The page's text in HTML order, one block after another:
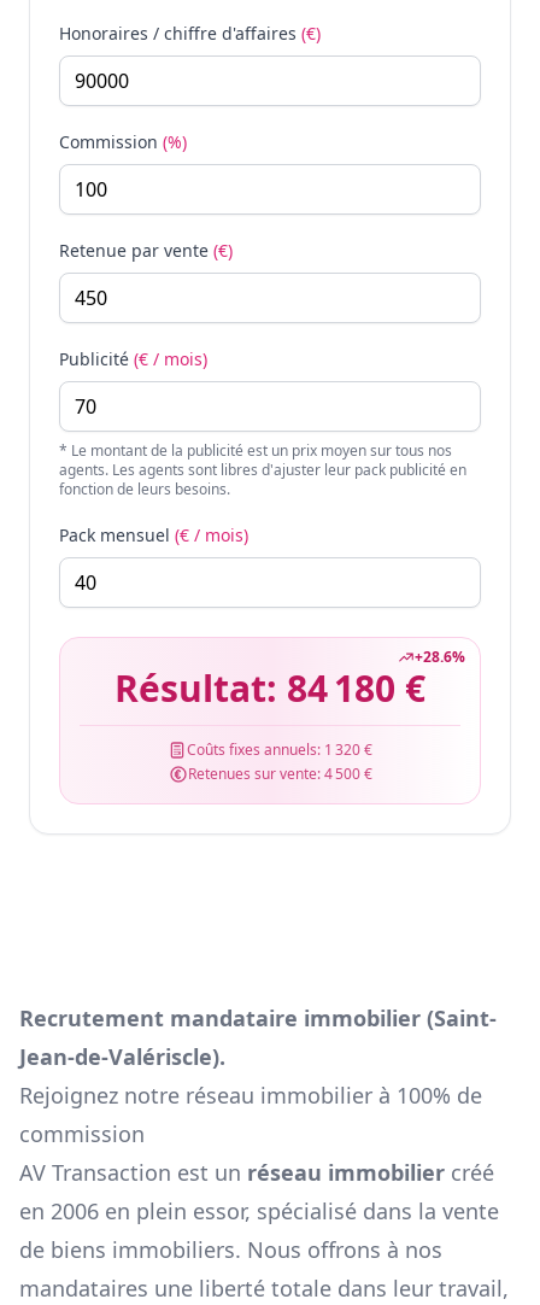
Honoraires / chiffre d'affaires (€)
Commission (%)
Retenue par vente (€)
Publicité (€ / mois)
* Le montant de la publicité est un prix moyen sur tous nos
agents. Les agents sont libres d'ajuster leur pack publicité en
fonction de leurs besoins.
Pack mensuel (€ / mois)
+28.6%
Résultat: 84 180 €
Coûts fixes annuels: 1 320 €
Retenues sur vente:4 500 €
Recrutement mandataire immobilier (Saint-
Jean-de-Valériscle).
Rejoignez notre réseau immobilier à 100% de
commission
AV Transaction est un réseau immobilier créé
en 2006 en plein essor, spécialisé dans la vente
de biens immobiliers. Nous offrons à nos
mandataires une liberté totale dans leur travail,